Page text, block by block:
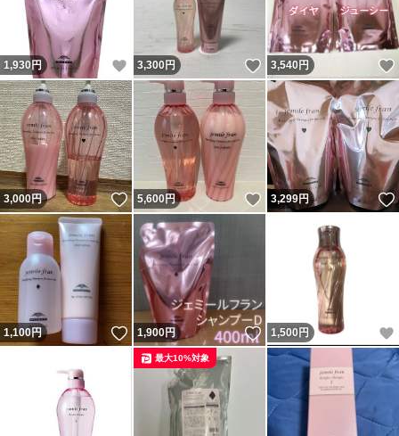
1,930円 いいね！
3,300円 いいね！
3,540円
3,000円 いいね！
5,600円 いいね！
3,299円
1,100円 いいね！
1,900円 いいね！
1,500 円
最大10%対象